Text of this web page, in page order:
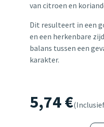
van citroen en
Dit resulteert in een
en een herkenbare
balans tussen een
karakter.
5,74€